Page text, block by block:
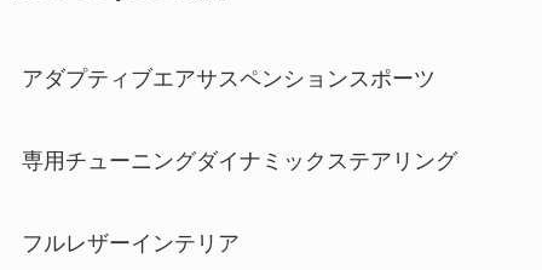
アダプティブエアサスペンションスポーツ
専用チューニングダイナミックステアリング
フルレザーインテリア